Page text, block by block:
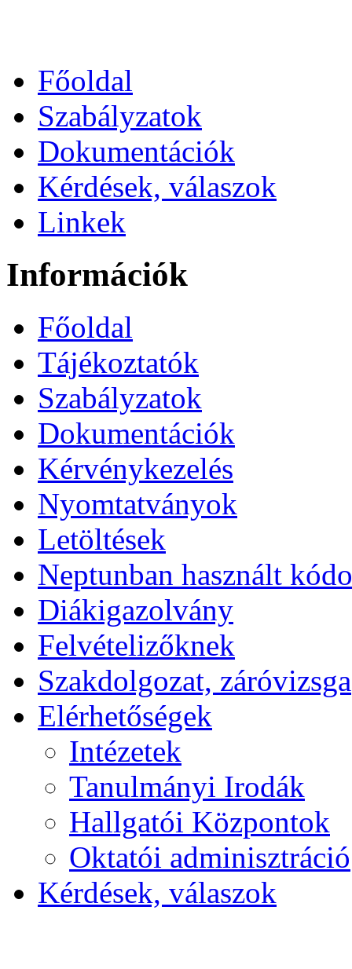
Főoldal
Szabályzatok
Dokumentációk
Kérdések, válaszok
Linkek
Információk
Főoldal
Tájékoztatók
Szabályzatok
Dokumentációk
Kérvénykezelés
Nyomtatványok
Letöltések
Neptunban használt
Diákigazolvány
Felvételizőknek
Szakdolgozat, záróvizsga
Elérhetőségek
Intézetek
Tanulmányi Irodák
Hallgatói Központok
Oktatói adminisztráció
Kérdések, válaszok